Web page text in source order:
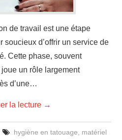
de travail est une étape
soucieux d’offrir un service de
Cette phase, souvent
un rôle largement
d’une…
la lecture →
hygiène en tatouage
matériel